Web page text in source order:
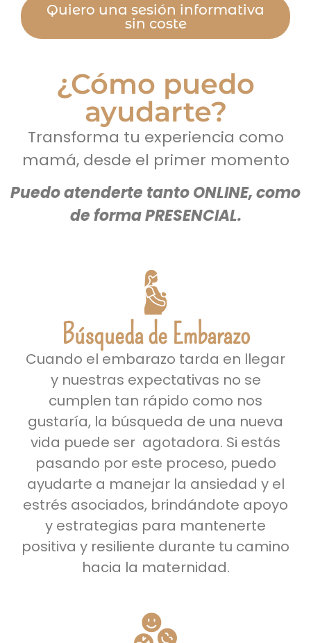
Quiero una sesión informativa
sin coste
¿Cómo puedo
ayudarte?
Transforma tu experiencia como
mamá, desde el primer momento
Puedo atenderte tanto ONLINE, como
de forma PRESENCIAL.
Búsqueda de Embarazo
Cuando el embarazo tarda en llegar
y nuestras expectativas no se
cumplen tan rápido como nos
gustaría, la búsqueda de una nueva
vida puede ser agotadora. Si estás
pasando por este proceso, puedo
ayudarte a manejar la ansiedad y el
estrés asociados, brindándote apoyo
y estrategias para mantenerte
positiva y resiliente durante tu camino
hacia la maternidad.